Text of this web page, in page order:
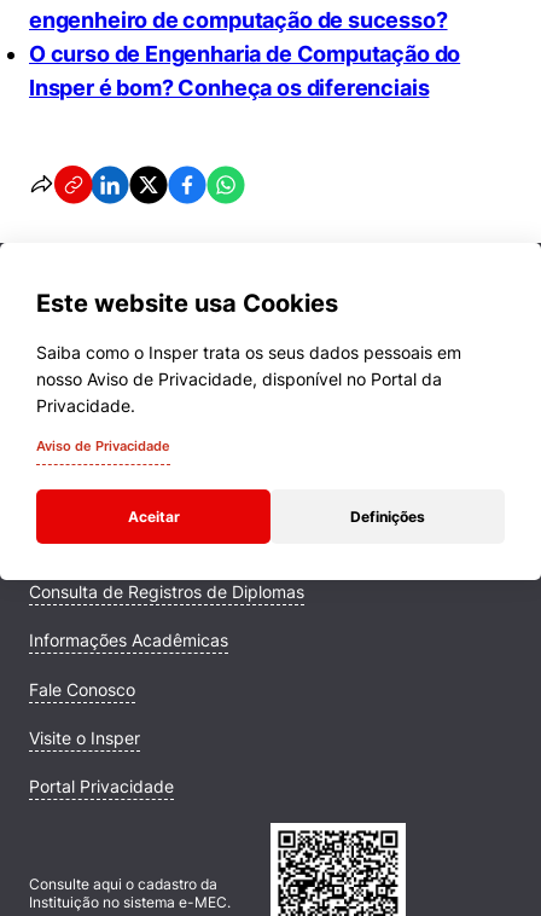
engenheiro de computação de sucesso?
O curso de Engenharia de Computação do
Insper é bom? Conheça os diferenciais
Este website usa Cookies
Saiba como o Insper trata os seus dados pessoais em
nosso Aviso de Privacidade, disponível no Portal da
Privacidade.
Aviso de Privacidade
Aceitar Definições
Cursos
Quem Somos
Comunidade Transforme
Campus
Consulta de Registros de Diplomas
Informações Acadêmicas
Fale Conosco
Visite o Insper
Portal Privacidade
Consulte aqui o cadastro da
Instituição no sistema e-MEC.